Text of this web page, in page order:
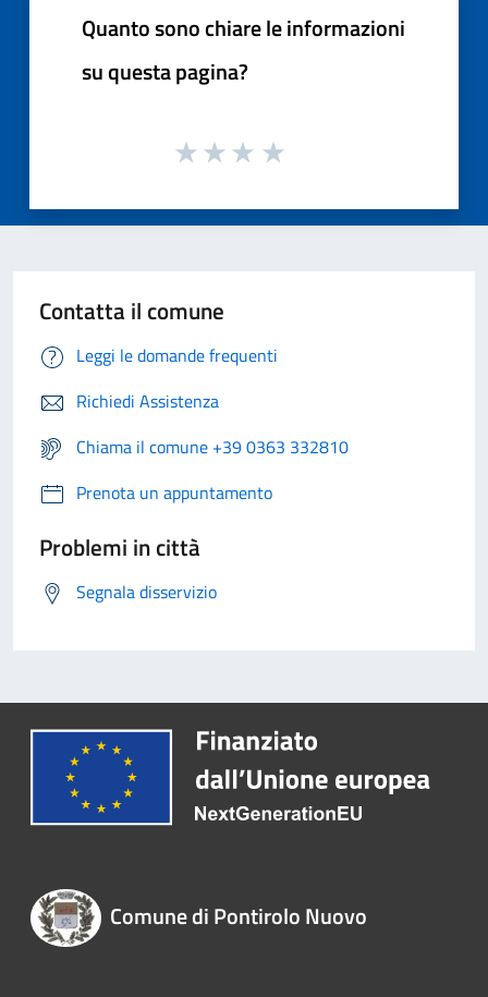
Quanto sono chiare le informazioni
su questa pagina?
Contatta il comune
Leggi le domande frequenti
Richiedi Assistenza
Chiama il comune +39 0363 332810
Prenota un appuntamento
Problemi in città
Segnala disservizio
Comune di Pontirolo Nuovo